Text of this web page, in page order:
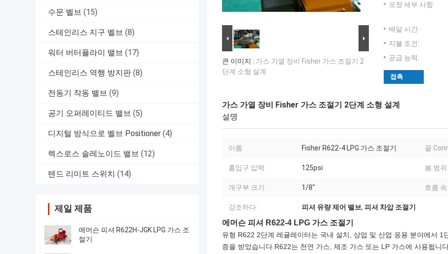
수문 벨브 (15)
스테인리스 지구 벨브 (8)
워터 버터플라이 밸브 (17)
스테인리스 역행 방지판 (8)
전동기 작동 밸브 (9)
공기 오퍼레이티드 밸브 (5)
디지털 방식으로 벨브 Positioner (4)
렉스로스 솔레노이드 밸브 (12)
텐드 리미트 스위치 (14)
제일 제품
에머슨 피셔 R622H-JGK LPG 가스 조
절기
큰 이미지 : 가스 가열 장비 Fisher 가스 조절기 2
단계 소형 설계
포장 세부 사항:
배달 시간:
지불 조건:
공급 능력:
접촉
가스 가열 장비 Fisher 가스 조절기 2단계 소형 설계
설명
이름: Fisher R622-4 LPG 가스 조절기 끝
흡입구 압력: 125psi 봄 범위:
개구부 크기: 1/8" 흐름 속
강조하다: 피셔 유량 제어 밸브, 피셔 차압 조절기
에머슨 피셔 R622-4 LPG 가스 조절기
유형 R622 2단계 레귤레이터는 국내 설치, 상업 및 산업 응용 분야에서 1
증을 받았습니다.R622는 천연 가스, 제조 가스 또는 LP 가스에 사용됩니